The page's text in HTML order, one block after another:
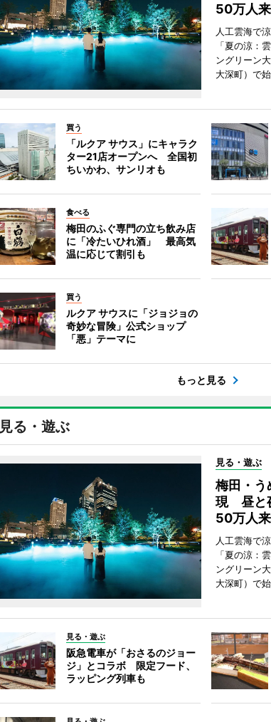
50万人
人工雲海で
「夏の涼：
ングリーン
大深町）で始
買う
「ルクア サウス」にキャラク
ター21店オープンへ 全国初
ちいかわ、サンリオも
食べる
梅田のふぐ専門の立ち飲み店
に「冷たいひれ酒」 最高気
温に応じて割引も
買う
ルクア サウスに「ジョジョの
奇妙な冒険」公式ショップ
「悪」テーマに
もっと見る
見る・遊ぶ
見る・遊ぶ
梅田・う
現 昼と
50万人
人工雲海で
「夏の涼：
ングリーン
大深町）で始
見る・遊ぶ
阪急電車が「おさるのジョー
ジ」とコラボ 限定フード、
ラッピング列車も